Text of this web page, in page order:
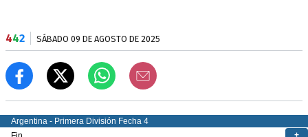
442 SÁBADO 09 DE AGOSTO DE 2025